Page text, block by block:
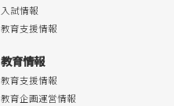
入試情報
教育支援情報
教育情報
教育支援情報
教育企画運営情報